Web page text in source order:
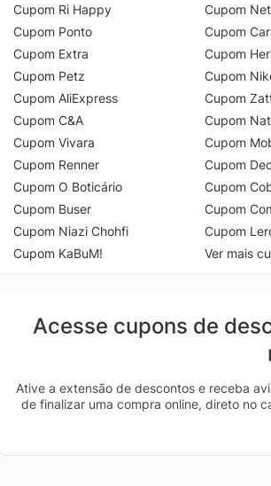
Cupom Ri Happy
Cupom Ponto
Cupom Extra
Cupom Petz
Cupom AliExpress
Cupom C&A
Cupom Vivara
Cupom Renner
Cupom O Boticário
Cupom Buser
Cupom Niazi Chohfi
Cupom KaBuM!
Cupom
Cupom
Cupom
Cupom
Cupom
Cupom
Cupom
Cupom
Cupom
Cupom
Cupom
Ver mais
Acesse cupons de
Ative a extensão de descontos e receba
de finalizar uma compra online, direto no